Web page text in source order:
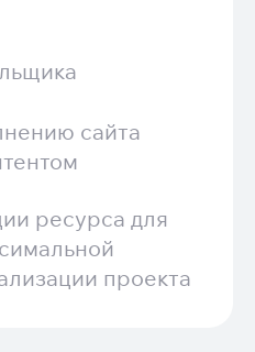
сайта
ресурса для
проекта